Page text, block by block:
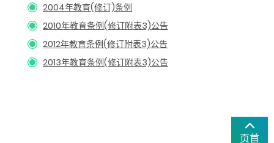
2004年教育(修订)条例
2010年教育条例(修订附表3)公告
2012年教育条例(修订附表3)公告
2013年教育条例(修订附表3)公告
页首